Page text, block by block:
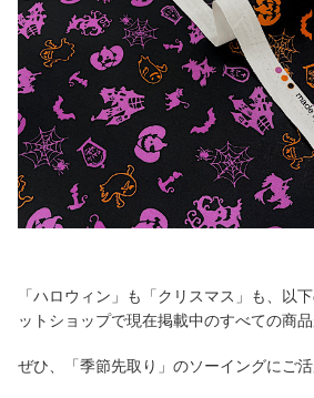
「ハロウィン」も「クリスマス」も、以
ットショップで現在掲載中のすべての商
ぜひ、「季節先取り」のソーイングにご